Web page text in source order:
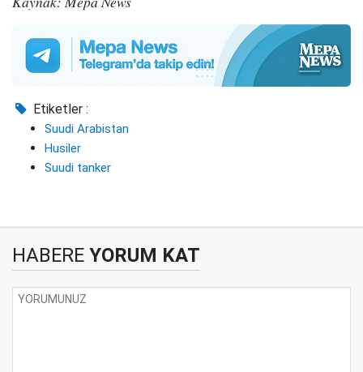
Etiketler :
Suudi Arabistan
Husiler
Suudi tanker
HABERE YORUM KAT